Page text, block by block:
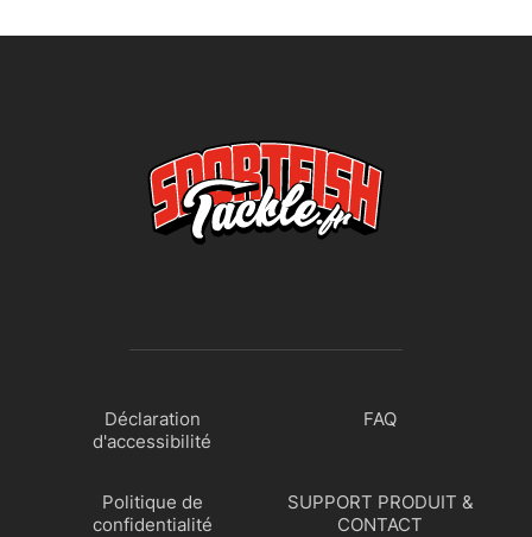
Déclaration
d'accessibilité
FAQ
Politique de
confidentialité
SUPPORT PRODUIT &
CONTACT